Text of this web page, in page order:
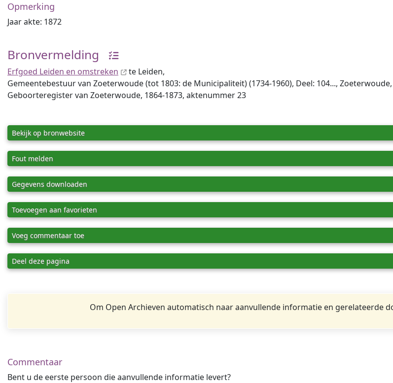
Opmerking
Jaar akte: 1872
Bronvermelding
Erfgoed Leiden en omstreken
te Leiden,
Gemeentebestuur van Zoeterwoude (tot 1803: de Municipaliteit) (1734-1960), Deel: 104..., Zoeterwoude,
Geboorteregister van Zoeterwoude, 1864-1873, aktenummer 23
Bekijk op bronwebsite
Fout melden
Gegevens downloaden
Toevoegen aan favorieten
Voeg commentaar toe
Deel deze pagina
Om Open Archieven automatisch naar aanvullende informatie en gerelateerde
Commentaar
Bent u de eerste persoon die aanvullende informatie levert?